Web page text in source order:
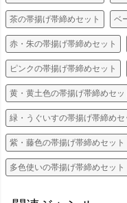
茶の帯揚げ帯締めセット ベ
赤・朱の帯揚げ帯締めセット
ピンクの帯揚げ帯締めセット
黄・黄土色の帯揚げ帯締めセッ
緑・うぐいすの帯揚げ帯締めセ
紫・藤色の帯揚げ帯締めセット
多色使いの帯揚げ帯締めセット